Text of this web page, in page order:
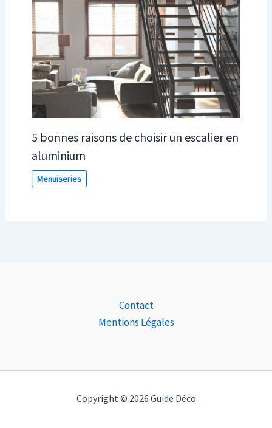
5 bonnes raisons de choisir un escalier en
aluminium
Menuiseries
Contact
Mentions Légales
Copyright © 2026 Guide Déco